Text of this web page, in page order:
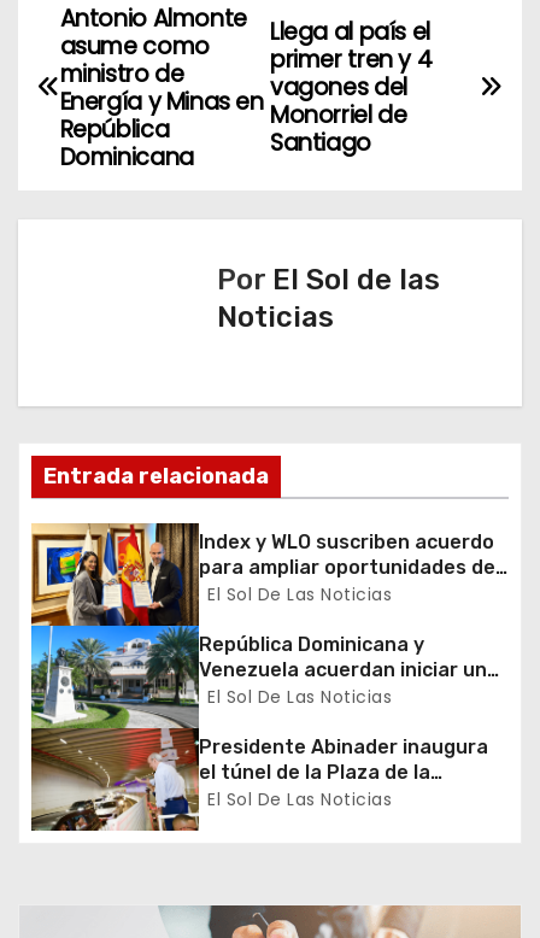
N
a
g
n
d
e
e
n
t
r
a
Llega al país el
primer tren y 4
vagones del
Monorriel de
Santiago
Antonio Almonte
asume como
ministro de
Energía y Minas en
República
Dominicana
Por El Sol de las
Noticias
Entrada relacionada
Index y WLO suscriben acuerdo
para ampliar oportunidades de
formación de dominicanos en el
El Sol De Las Noticias
República Dominicana y
Venezuela acuerdan iniciar un
proceso de normalización
diplomáticas y consulares
El Sol De Las Noticias
Presidente Abinader inaugura
el túnel de la Plaza de la
Bandera que cambia la salida
hacia el Sur y redefine la
El Sol De Las Noticias